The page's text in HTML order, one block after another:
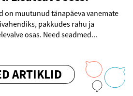
on muutunud tänapäeva vanemate
pakkudes rahu ja
osas. Need seadmed...
ARTIKLID